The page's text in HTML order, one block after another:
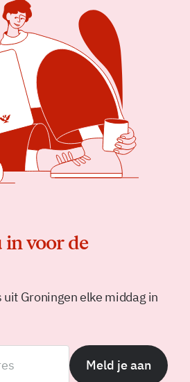
voor de
Groningen elke middag in
Meld je aan